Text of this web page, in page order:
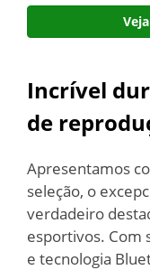
Incrível
de
Apresentamos
seleção, o
verdadeiro
esportivos. Com
e tecnologia